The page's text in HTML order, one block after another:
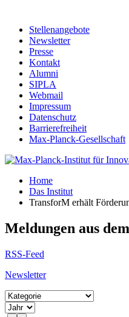
Stellenangebote
Newsletter
Presse
Kontakt
Alumni
SIPLA
Webmail
Impressum
Datenschutz
Barrierefreiheit
Max-Planck-Gesellschaft
Home
Das Institut
TransforM erhält
Meldungen aus
RSS-Feed
Newsletter